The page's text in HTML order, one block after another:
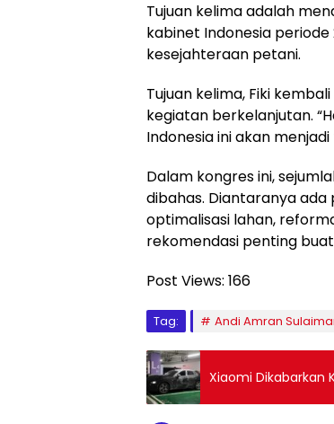
Tujuan kelima adalah
kabinet Indonesia
kesejahteraan petani.
Tujuan kelima, Fiki
kegiatan berkelanjutan.
Indonesia ini akan
Dalam kongres ini,
dibahas. Diantaranya
optimalisasi lahan,
rekomendasi penting
Post Views: 166
Tag: Andi Amran
Xiaomi Dikabarkan